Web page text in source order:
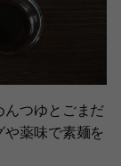
んつゆとごまだ
薬味で素麺を